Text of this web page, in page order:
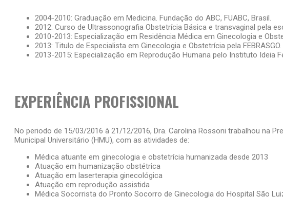
2004-2010: Graduação em Medicina. Fundação do ABC, FUABC, Brasil.
2012: Curso de Ultrassonografia Obstetrícia Básica e transvaginal pela
2010-2013: Especialização em Residência Médica em Ginecologia e
2013: Titulo de Especialista em Ginecologia e Obstetrícia pela FEBRASGO.
2013-2015: Especialização em Reprodução Humana pelo Instituto Ideia
EXPERIÊNCIA PROFISSIONAL
No periodo de 15/03/2016 à 21/12/2016, Dra. Carolina Rossoni trabalhou na
Municipal Universitário (HMU), com as atividades de:
Médica atuante em ginecologia e obstetrícia humanizada desde 2013
Atuação em humanização obstétrica
Atuação em laserterapia ginecológica
Atuação em reprodução assistida
Médica Socorrista do Pronto Socorro de Ginecologia do Hospital São